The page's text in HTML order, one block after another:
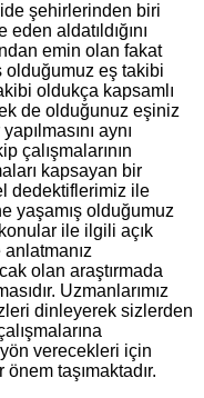
şehirlerinden biri
aldatıldığını
emin olan fakat
olduğumuz eş takibi
oldukça kapsamlı
de olduğunuz eşiniz
aynı
çalışmalarının
kapsayan bir
dedektiflerimiz ile
yaşamış olduğumuz
ile ilgili açık
olan araştırmada
Uzmanlarımız
dinleyerek sizlerden
verecekleri için
taşımaktadır.